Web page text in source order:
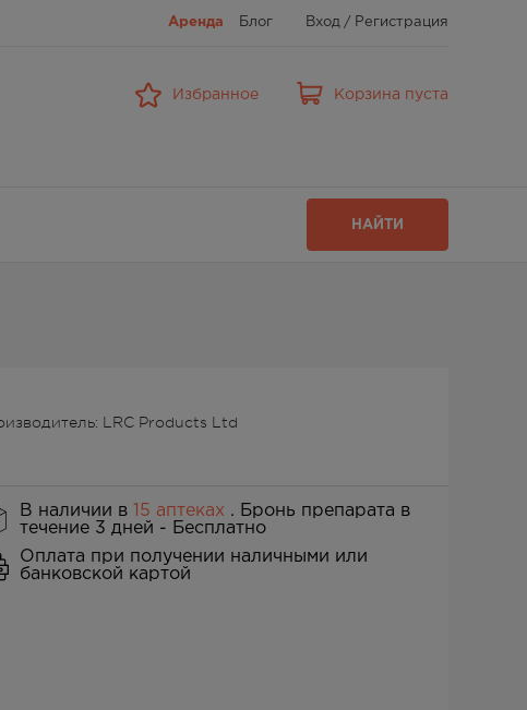
Аренда Блог Вход / Регистрация
Избранное Корзина пуста
НАЙТИ
LRC Products Ltd
В наличии в 15 аптеках . Бронь препарата в
течение 3 дней - Бесплатно
Оплата при получении наличными или
банковской картой